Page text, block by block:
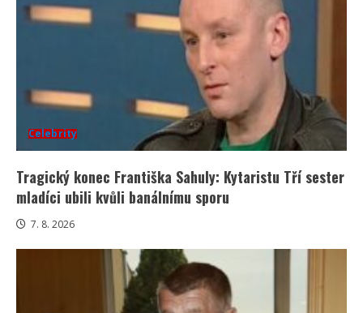
Celebrity
Tragický konec Františka Sahuly: Kytaristu Tří sester
mladíci ubili kvůli banálnímu sporu
7. 8. 2026